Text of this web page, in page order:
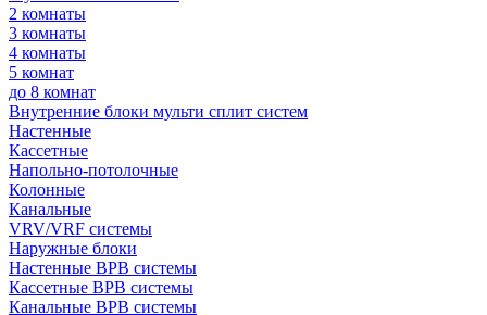
2 комнаты
3 комнаты
4 комнаты
5 комнат
до 8 комнат
Внутренние блоки мульти сплит систем
Настенные
Кассетные
Напольно-потолочные
Колонные
Канальные
VRV/VRF системы
Наружные блоки
Настенные ВРВ системы
Кассетные ВРВ системы
Канальные ВРВ системы